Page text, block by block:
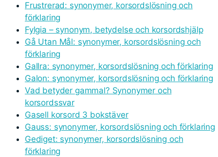
Frustrerad: synonymer, korsordslösning och
förklaring
Fylgia – synonym, betydelse och korsordshjälp
Gå Utan Mål: synonymer, korsordslösning och
förklaring
Gallra: synonymer, korsordslösning och förklaring
Galon: synonymer, korsordslösning och förklaring
Vad betyder gammal? Synonymer och
korsordssvar
Gasell korsord 3 bokstäver
Gauss: synonymer, korsordslösning och förklaring
Gediget: synonymer, korsordslösning och
förklaring